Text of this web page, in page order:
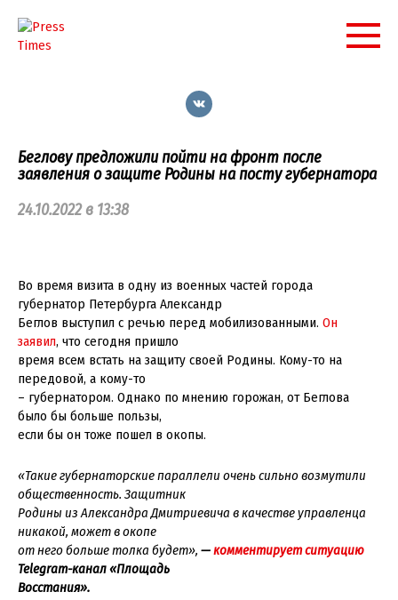
контенту
Беглову предложили пойти на фронт после
заявления о защите Родины на посту губернатора
24.10.2022 в 13:38
Во время визита в одну из военных частей города
губернатор Петербурга Александр
Беглов выступил с речью перед мобилизованными. Он
заявил, что сегодня пришло
время всем встать на защиту своей Родины. Кому-то на
передовой, а кому-то
– губернатором. Однако по мнению горожан, от Беглова
было бы больше пользы,
если бы он тоже пошел в окопы.
«Такие губернаторские параллели очень сильно возмутили
общественность. Защитник
Родины из Александра Дмитриевича в качестве управленца
никакой, может в окопе
от него больше толка будет», —комментирует ситуацию
Telegram-канал «Площадь
Восстания».